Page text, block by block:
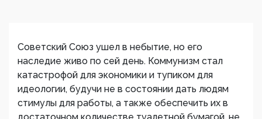
Советский Союз ушел в небытие, но его
наследие живо по сей день. Коммунизм стал
катастрофой для экономики и тупиком для
идеологии, будучи не в состоянии дать людям
стимулы для работы, а также обеспечить их в